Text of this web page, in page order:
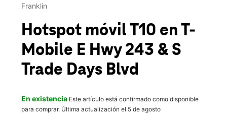
Vie.:
301 E State Highway 243 Ste 101 Canton, TX 75103
Franklin
Hotspot móvil T10 en T-
Mobile E Hwy 243 & S
Trade Days Blvd
En existencia Este artículo está confirmado como disponible
para comprar. Última actualización el 5 de agosto